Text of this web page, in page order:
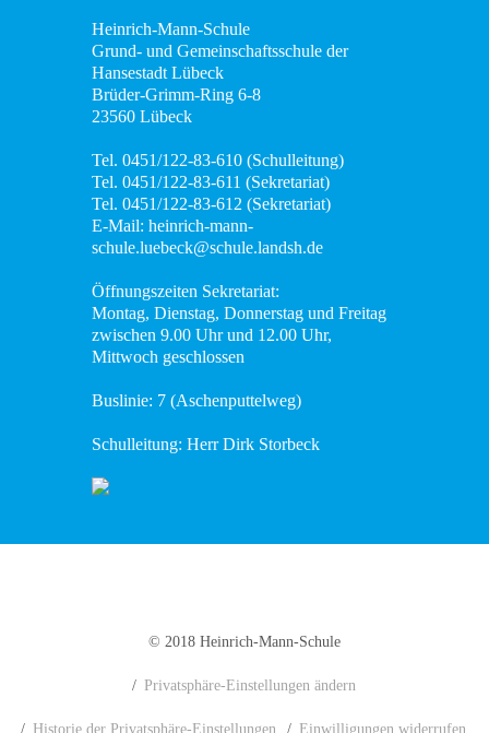
Heinrich-Mann-Schule
Grund- und Gemeinschaftsschule der
Hansestadt Lübeck
Brüder-Grimm-Ring 6-8
23560 Lübeck
Tel. 0451/122-83-610 (Schulleitung)
Tel. 0451/122-83-611 (Sekretariat)
Tel. 0451/122-83-612 (Sekretariat)
E-Mail: heinrich-mann-
schule.luebeck@schule.landsh.de
Öffnungszeiten Sekretariat:
Montag, Dienstag, Donnerstag und Freitag
zwischen 9.00 Uhr und 12.00 Uhr,
Mittwoch geschlossen
Buslinie: 7 (Aschenputtelweg)
Schulleitung: Herr Dirk Storbeck
© 2018 Heinrich-Mann-Schule
Privatsphäre-Einstellungen ändern
Historie der Privatsphäre-Einstellungen Einwilligungen widerrufen